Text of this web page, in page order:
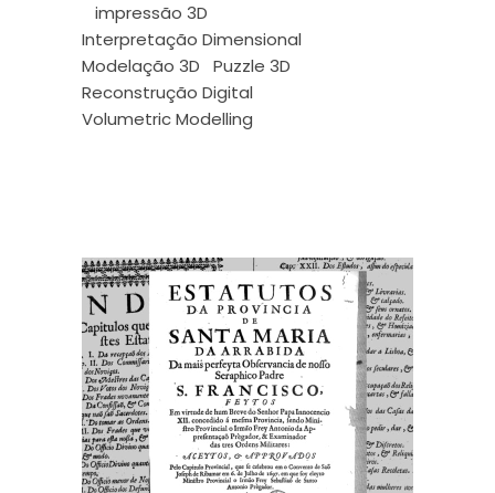
impressão 3D
Interpretação Dimensional
Modelação 3D
Puzzle 3D
Reconstrução Digital
Volumetric Modelling